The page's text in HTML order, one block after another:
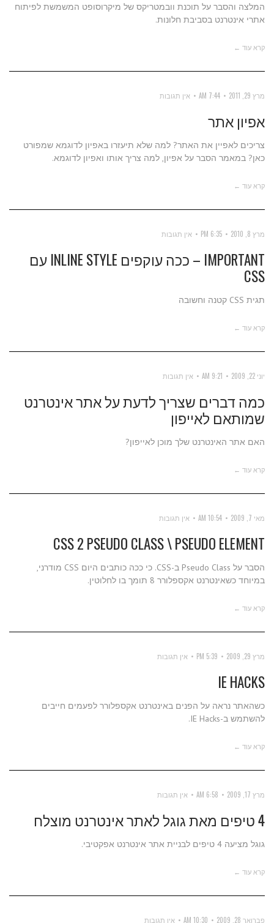
המלצה והסבר על תוכנת וובמטריקס של מיקרוסופט המשמשת לפיתוח
אתרי אינטרנט בסביבת חלונות.
קרא עוד ←
מרץ 29, 2011 7:44 AM אין תגובות
אפיון אתר
צריכים לאפיין את האתר? למה שלא תיעזרו באפיון לדוגמא שמפורט
כאן? במאמר הסבר על אפיון, למה צריך אותו ואפיון לדוגמא.
קרא עוד ←
מרץ 8, 2010 6:35 PM אין תגובות
IMPORTANT – ככה עוקפים INLINE STYLE עם
CSS
תגית CSS קטנה וחשובה
קרא עוד ←
יוני 22, 2009 9:21 AM אין תגובות
כמה דברים שצריך לדעת על אתר אינטרנט
שמותאם לאייפון
האם אתר האינטרנט שלך מוכן לאייפון?
קרא עוד ←
מאי 7, 2009 10:54 AM אין תגובות
CSS 2 PSEUDO CLASS \ PSEUDO ELEMENT
הסבר על Pseudo Class ב-CSS. כי ככה כותבים היום CSS מודרני,
במיוחד כשאינטרנט אקספלורר 8 תומך בו לחלוטין.
קרא עוד ←
מרץ 29, 2009 5:39 PM אין תגובות
IE HACKS
כשהאתר נראה על הפנים באינטרנט אקספלורר לפעמים חייבים
להשתמש ב-IE Hacks.
קרא עוד ←
מרץ 17, 2009 6:58 AM אין תגובות
4 טיפים מאת גוגל לאתר אינטרנט מוצלח
גוגל מציעה 4 טיפים לבניית אתר אינטרנט אפקטיבי.
קרא עוד ←
פברואר 28, 2009 10:30 AM אין תגובות